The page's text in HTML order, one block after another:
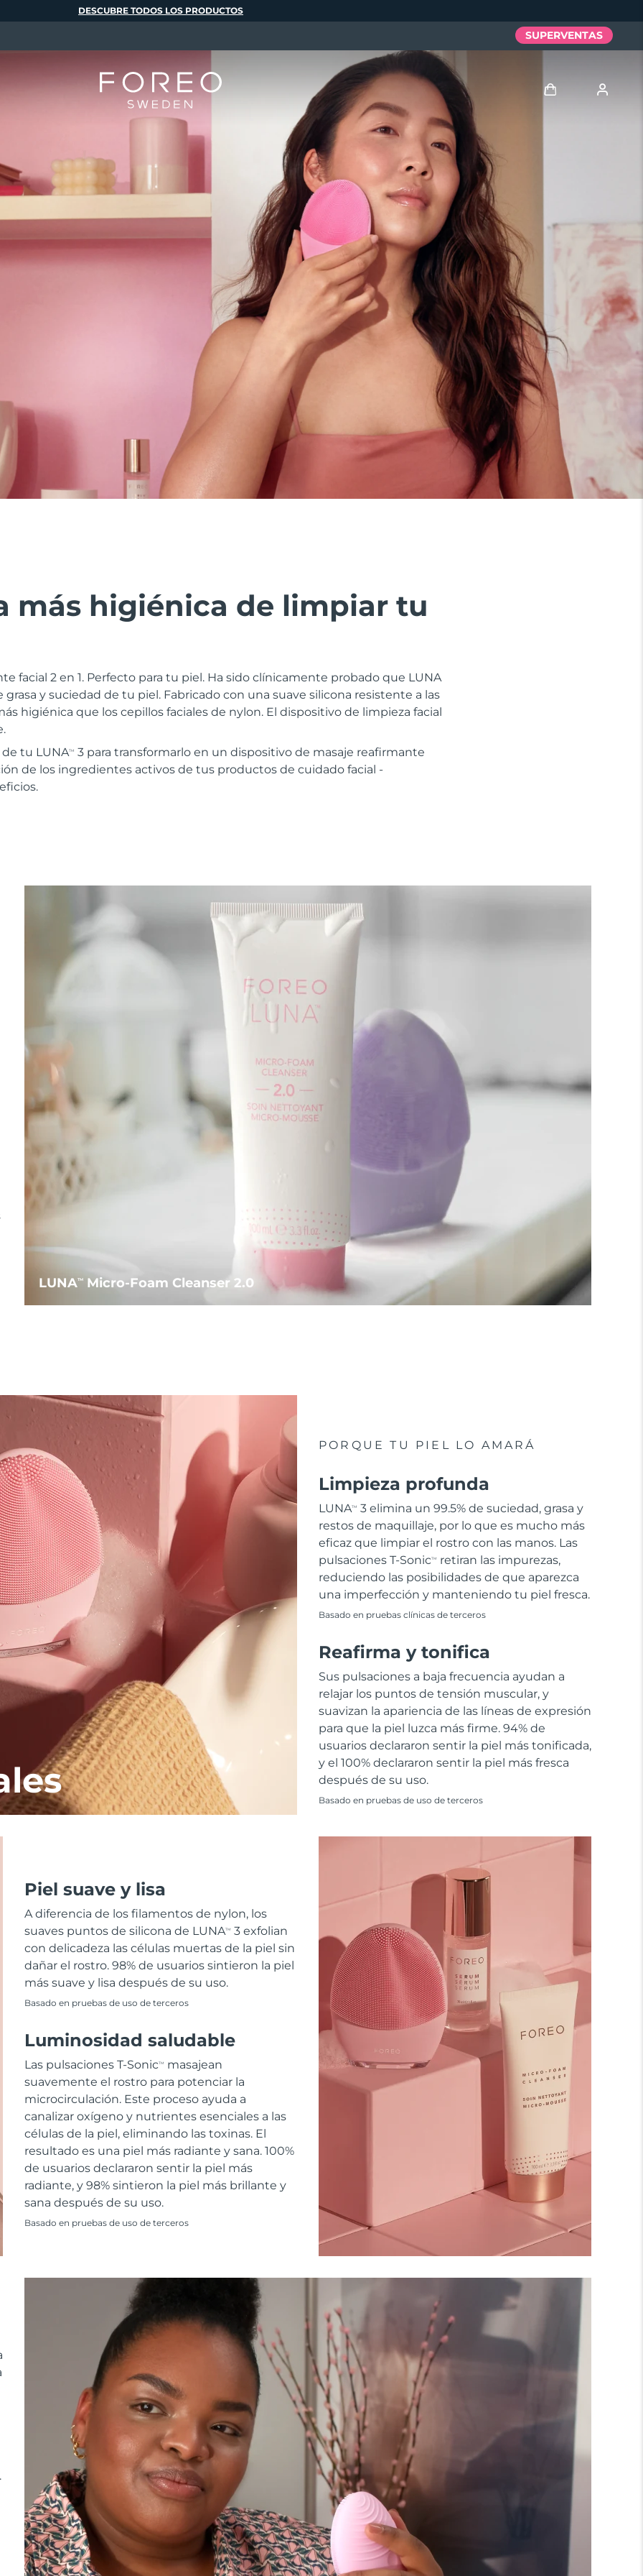
más higiénica de limpiar tu
facial 2 en 1. Perfecto para tu piel. Ha sido clínicamente probado que LUNA
grasa y suciedad de tu piel. Fabricado con una suave silicona resistente a las
higiénica que los cepillos faciales de nylon. El dispositivo de limpieza facial
tu LUNATM
3 para transformarlo en un dispositivo de masaje reafirmante
de los ingredientes activos de tus productos de cuidado facial -
LUNATMMicro-Foam Cleanser 2.0
PORQUE TU PIEL LO AMARÁ
Limpieza profunda
LUNATM
3 elimina un 99.5% de suciedad, grasa y
restos de maquillaje, por lo que es mucho más
eficaz que limpiar el rostro con las manos. Las
pulsaciones T-SonicTM
retiran las impurezas,
reduciendo las posibilidades de que aparezca
una imperfección y manteniendo tu piel fresca.
Basado en pruebas clínicas de terceros
Reafirma y tonifica
Sus pulsaciones a baja frecuencia ayudan a
relajar los puntos de tensión muscular, y
suavizan la apariencia de las líneas de expresión
para que la piel luzca más firme. 94% de
usuarios declararon sentir la piel más tonificada,
y el 100% declararon sentir la piel más fresca
después de su uso.
Basado en pruebas de uso de terceros
Piel suave y lisa
A diferencia de los filamentos de nylon, los
suaves puntos de silicona de LUNATM
3 exfolian
con delicadeza las células muertas de la piel sin
dañar el rostro. 98% de usuarios sintieron la piel
más suave y lisa después de su uso.
Basado en pruebas de uso de terceros
Luminosidad saludable
Las pulsaciones T-SonicTM
masajean
suavemente el rostro para potenciar la
microcirculación. Este proceso ayuda a
canalizar oxígeno y nutrientes esenciales a las
células de la piel, eliminando las toxinas. El
resultado es una piel más radiante y sana. 100%
de usuarios declararon sentir la piel más
radiante, y 98% sintieron la piel más brillante y
sana después de su uso.
Basado en pruebas de uso de terceros
DESCUBRE TODOS LOS PRODUCTOS
SUPERVENTAS
Mis pedidos
Mis direcciones
Mis suscripciones